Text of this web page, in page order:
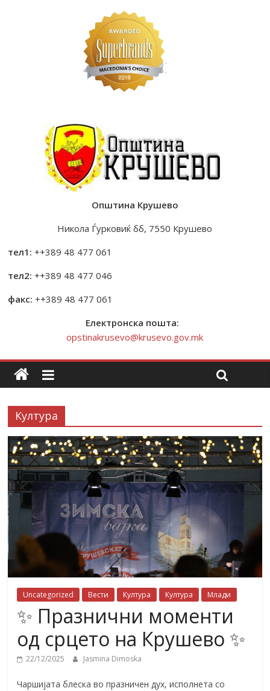
Општина Крушево
Никола Ѓурковиќ бб, 7550 Крушево
тел1: ++389 48 477 061
тел2: ++389 48 477 046
факс: ++389 48 477 061
Електронска пошта:
opstinakrusevo@krusevo.gov.mk
Култура
Uncategorized Вести Култура Култура Млади
✨ Празнични моменти
од срцето на Крушево ✨
22/12/2025 Jasmina Dimoska
Чаршијата блеска во празничен дух, исполнета со